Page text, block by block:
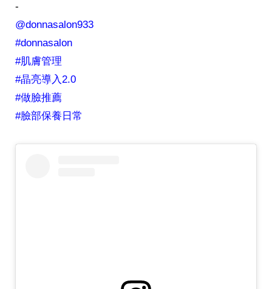
-
@donnasalon933
#donnasalon
#肌膚管理
#晶亮導入2.0
#做臉推薦
#臉部保養日常